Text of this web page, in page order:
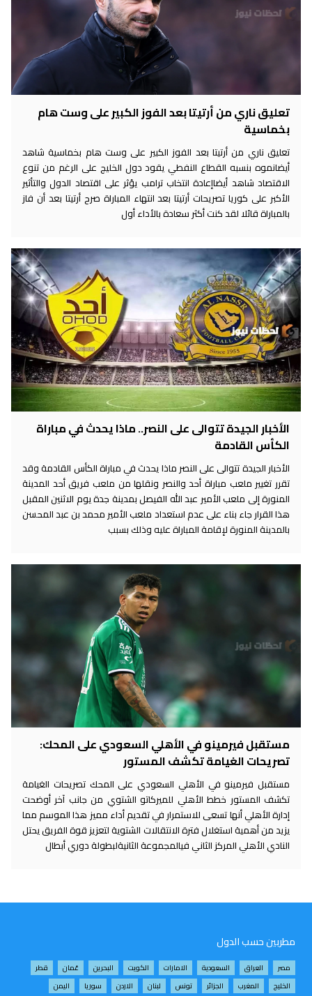
تعليق ناري من أرتيتا بعد الفوز الكبير على وست هام
بخماسية
تعليق ناري من أرتيتا بعد الفوز الكبير على وست هام بخماسية شاهد
أيضانموه بنسبه القطاع النفطي يقود دول الخليج على الرغم من تنوع
الاقتصاد شاهد أيضاإعادة انتخاب ترامب يؤثر على اقتصاد الدول والتأثير
الأكبر على كوريا تصريحات أرتيتا بعد انتهاء المباراة صرح أرتيتا بعد أن فاز
بالمباراة قائلا لقد كنت أكثر سعادة بالأداء أول
الأخبار الجيدة تتوالى على النصر.. ماذا يحدث في مباراة
الكأس القادمة
الأخبار الجيدة تتوالى على النصر ماذا يحدث في مباراة الكأس القادمة وقد
تقرر تغيير ملعب مباراة أحد والنصر ونقلها من ملعب فريق أحد المدينة
المنورة إلى ملعب الأمير عبد الله الفيصل بمدينة جدة يوم الاثنين المقبل
هذا القرار جاء بناء على عدم استعداد ملعب الأمير محمد بن عبد المحسن
بالمدينة المنورة لإقامة المباراة عليه وذلك بسبب
مستقبل فيرمينو في الأهلي السعودي على المحك:
تصريحات الغيامة تكشف المستور
مستقبل فيرمينو في الأهلي السعودي على المحك تصريحات الغيامة
تكشف المستور خطط الأهلي للميركاتو الشتوي من جانب آخر أوضحت
إدارة الأهلي أنها تسعى للاستمرار في تقديم أداء مميز هذا الموسم مما
يزيد من أهمية استغلال فترة الانتقالات الشتوية لتعزيز قوة الفريق يحتل
النادي الأهلي المركز الثاني فيالمجموعة الثانيةلبطولة دوري أبطال
مطربين حسب الدول
مصر العراق السعودية الامارات الكويت البحرين عُمان
قطر
الخليج
المغرب الجزائر تونس لبنان الاردن سوريا اليمن